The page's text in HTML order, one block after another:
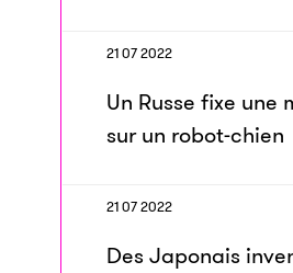
21 07 2022
Un Russe fixe une
sur un robot-chien
21 07 2022
Des Japonais